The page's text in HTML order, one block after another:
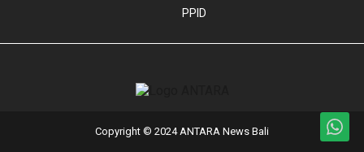
PPID
Copyright © 2024 ANTARA News Bali